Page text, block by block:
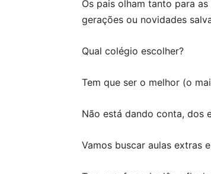
Os pais olham tanto para
gerações ou novidades
Qual colégio escolher?
Tem que ser o melhor (o
Não está dando conta, dos
Vamos buscar aulas extras